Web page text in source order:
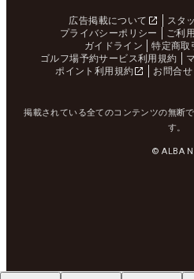
広告掲載について スタ
プライバシーポリシー
ご利
ガイドライン
特定商取
ゴルフ場予約サービス利用規約
ポイント利用規約
お問合せ
掲載されている全てのコンテンツの無断
す。
© ALBA